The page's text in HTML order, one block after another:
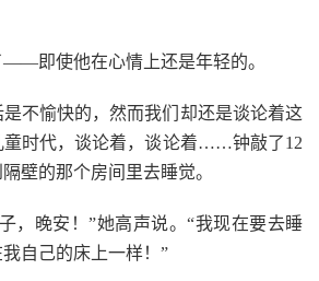
即使他在心情上还是年轻的。
愉快的，然而我们却还是谈论着这
童时代，谈论着，谈论着……钟敲了12
壁的那个房间里去睡觉。
晚安！”她高声说。“我现在要去睡
自己的床上一样！”